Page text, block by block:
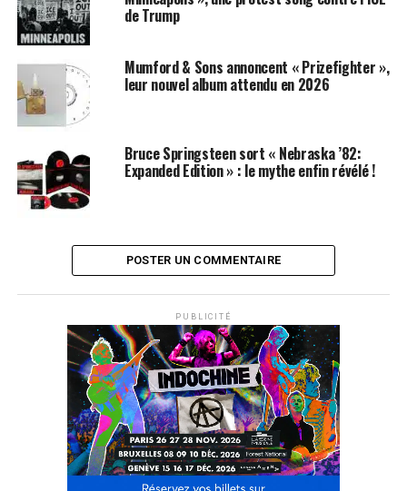
de Trump
Mumford & Sons annoncent « Prizefighter »,
leur nouvel album attendu en 2026
Bruce Springsteen sort « Nebraska ’82:
Expanded Edition » : le mythe enfin révélé !
POSTER UN COMMENTAIRE
PUBLICITÉ